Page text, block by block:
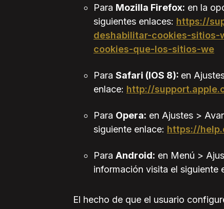
Para Mozilla Firefox: en la
siguientes enlaces: https://
deshabilitar-cookies-
cookies-que-los-sitios-we
Para Safari (IOS 8): en
enlace: http://
Para Opera: en Ajustes >
siguiente enlace: https://
Para Android: en Menú >
información visita el siguiente
El hecho de que el usuario